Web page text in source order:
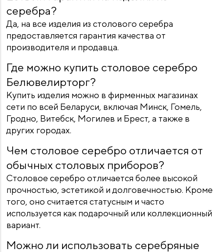
серебра?
Да, на все изделия из столового серебра
предоставляется гарантия качества от
производителя и продавца.
Где можно купить столовое серебро
Белювелирторг?
Купить изделия можно в фирменных магазинах
сети по всей Беларуси, включая Минск, Гомель,
Гродно, Витебск, Могилев и Брест, а также в
других городах.
Чем столовое серебро отличается от
обычных столовых приборов?
Столовое серебро отличается более высокой
прочностью, эстетикой и долговечностью. Кроме
того, оно считается статусным и часто
используется как подарочный или коллекционный
вариант.
Можно ли использовать серебряные